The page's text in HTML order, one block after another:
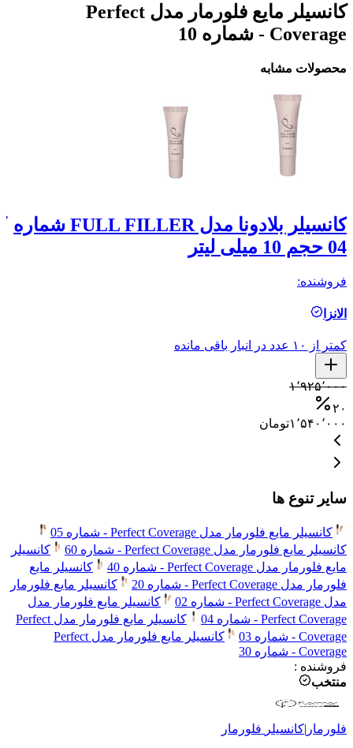
کانسیلر مایع فلورمار مدل Perfect
Coverage - شماره 10
محصولات مشابه
کانسیلر بلادونا مدل FULL FILLER شماره
04 حجم 10 میلی لیتر
فروشنده:
الانزا
کمتر از ۱۰ عدد در انبار باقی مانده
۱٬۹۲۵٬۰۰۰
۲۰
۱٬۵۴۰٬۰۰۰تومان
سایر تنوع ها
کانسیلر مایع فلورمار مدل Perfect Coverage - شماره 05
کانسیلر مایع فلورمار مدل Perfect Coverage - شماره 60
کانسیلر
مایع فلورمار مدل Perfect Coverage - شماره 40
کانسیلر مایع
فلورمار مدل Perfect Coverage - شماره 20
کانسیلر مایع فلورمار
مدل Perfect Coverage - شماره 02
کانسیلر مایع فلورمار مدل
Perfect Coverage - شماره 04
کانسیلر مایع فلورمار مدل Perfect
Coverage - شماره 03
کانسیلر مایع فلورمار مدل Perfect
Coverage - شماره 30
فروشنده :
منتخب
فلورمار |کانسیلر فلورمار